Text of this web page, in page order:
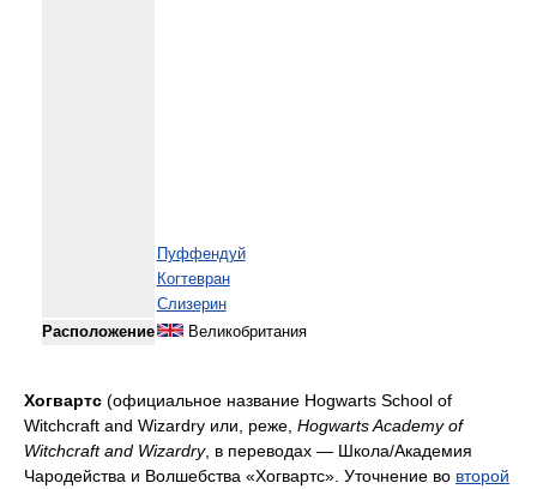
Пуффендуй
Когтевран
Слизерин
Расположение
Великобритания
Хогвартс (официальное название Hogwarts School of
Witchcraft and Wizardry или, реже, Hogwarts Academy of
Witchcraft and Wizardry, в переводах — Школа/Академия
Чародейства и Волшебства «Хогвартс». Уточнение во второй